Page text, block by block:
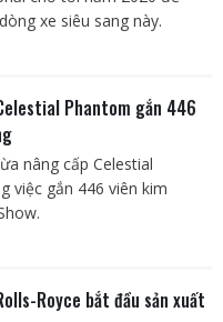
xe siêu sang này.
Phantom gắn 446
nâng cấp Celestial
việc gắn 446 viên kim
Royce bắt đầu sản xuất